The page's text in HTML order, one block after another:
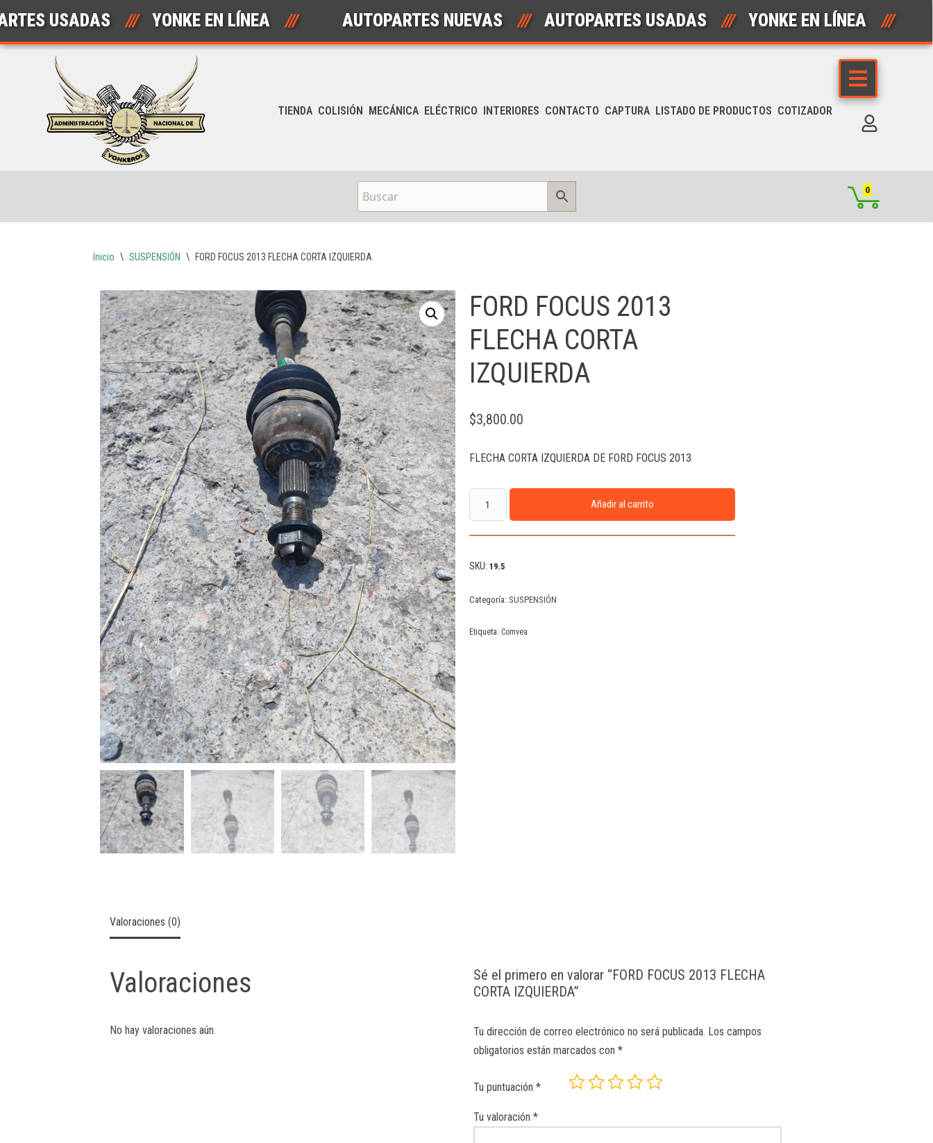
Saltar
USADAS /// YONKE EN LÍNEA /// AUTOPARTES NUEVAS /// AUTOPARTES USADAS /// YONKE EN LÍNEA ///
TIENDA COLISIÓN MECÁNICA ELÉCTRICO INTERIORES CONTACTO CAPTURA LISTADO DE PRODUCTOS COTIZADOR
0
Inicio \ SUSPENSIÓN \ FORD FOCUS 2013 FLECHA CORTA IZQUIERDA
FORD FOCUS 2013
FLECHA CORTA
IZQUIERDA
$3,800.00
FLECHA CORTA IZQUIERDA DE FORD FOCUS 2013
Añadir al carrito
SKU: 19.5
Categoría: SUSPENSIÓN
Etiqueta: Comvea
Valoraciones (0)
Valoraciones
No hay valoraciones aún.
Sé el primero en valorar “FORD FOCUS 2013 FLECHA
CORTA IZQUIERDA”
Tu dirección de correo electrónico no será publicada. Los campos
obligatorios están marcados con*
Tu puntuación*
Tu valoración*